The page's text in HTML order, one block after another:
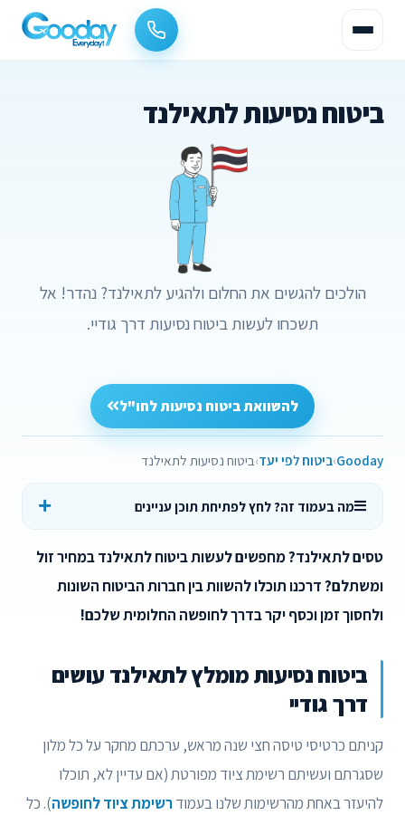
ביטוח נסיעות לתאילנד
הולכים להגשים את החלום ולהגיע לתאילנד? נהדר! אל
תשכחו לעשות ביטוח נסיעות דרך גודיי.
להשוואת ביטוח נסיעות לחו"ל
Gooday ביטוח לפי יעד ביטוח נסיעות לתאילנד
מה בעמוד זה? לחץ לפתיחת תוכן עניינים
טסים לתאילנד? מחפשים לעשות ביטוח לתאילנד במחיר זול
ומשתלם? דרכנו תוכלו להשוות בין חברות הביטוח השונות
ולחסוך זמן וכסף יקר בדרך לחופשה החלומית שלכם!
ביטוח נסיעות מומלץ לתאילנד עושים
דרך גודיי
קניתם כרטיסי טיסה חצי שנה מראש, ערכתם מחקר על כל מלון
שסגרתם ועשיתם רשימת ציוד מפורטת (אם עדיין לא, תוכלו
להיעזר באחת מהרשימות שלנו בעמודרשימת ציוד לחופשה). כל